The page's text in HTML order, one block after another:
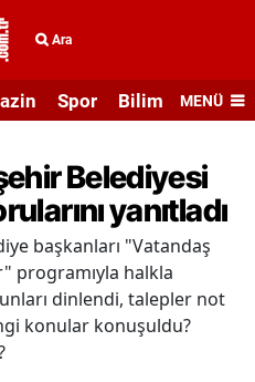
Ara
Spor Bilim veMENÜ
Belediyesi
yanıtladı
başkanları "Vatandaş
programıyla halkla
dinlendi, talepler not
konular konuşuldu?